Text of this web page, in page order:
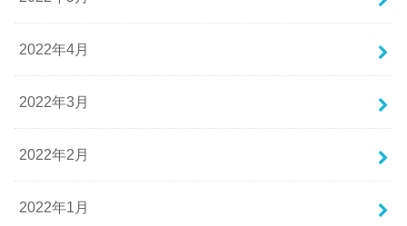
2022年4月
2022年3月
2022年2月
2022年1月